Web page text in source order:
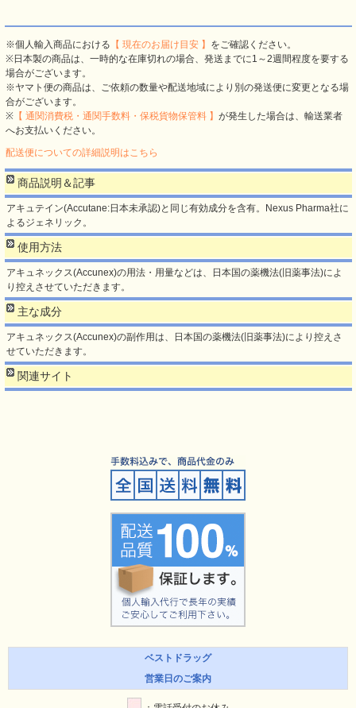
※個人輸入商品における 【 現在のお届け目安 】 をご確認ください。
※日本製の商品は、一時的な在庫切れの場合、発送までに1～2週間程度を要する
場合がございます。
※ヤマト便の商品は、ご依頼の数量や配送地域により別の発送便に変更となる場
合がございます。
※ 【 通関消費税・通関手数料・保税貨物保管料 】 が発生した場合は、輸送業者
へお支払いください。
配送便についての詳細説明はこちら
商品説明＆記事
アキュテイン(Accutane:日本未承認)と同じ有効成分を含有。Nexus Pharma社に
よるジェネリック。
使用方法
アキュネックス(Accunex)の用法・用量などは、日本国の薬機法(旧薬事法)によ
り控えさせていただきます。
主な成分
アキュネックス(Accunex)の副作用は、日本国の薬機法(旧薬事法)により控えさ
せていただきます。
関連サイト
ベストドラッグ
営業日のご案内